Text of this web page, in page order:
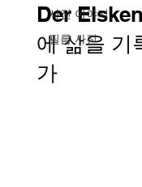
사진 이야기
필름 사진
Der
에 삶을 기
가